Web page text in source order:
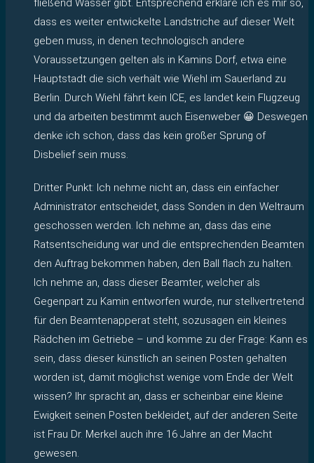
fließend Wasser gibt. Entsprechend erkläre ich es mir so,
dass es weiter entwickelte Landstriche auf dieser Welt
geben muss, in denen technologisch andere
Voraussetzungen gelten als in Kamins Dorf, etwa eine
Hauptstadt die sich verhält wie Wiehl im Sauerland zu
Berlin. Durch Wiehl fährt kein ICE, es landet kein Flugzeug
und da arbeiten bestimmt auch Eisenweber 😀 Deswegen
denke ich schon, dass das kein großer Sprung of
Disbelief sein muss.
Dritter Punkt: Ich nehme nicht an, dass ein einfacher
Administrator entscheidet, dass Sonden in den Weltraum
geschossen werden. Ich nehme an, dass das eine
Ratsentscheidung war und die entsprechenden Beamten
den Auftrag bekommen haben, den Ball flach zu halten.
Ich nehme an, dass dieser Beamter, welcher als
Gegenpart zu Kamin entworfen wurde, nur stellvertretend
für den Beamtenapperat steht, sozusagen ein kleines
Rädchen im Getriebe – und komme zu der Frage: Kann es
sein, dass dieser künstlich an seinen Posten gehalten
worden ist, damit möglichst wenige vom Ende der Welt
wissen? Ihr spracht an, dass er scheinbar eine kleine
Ewigkeit seinen Posten bekleidet, auf der anderen Seite
ist Frau Dr. Merkel auch ihre 16 Jahre an der Macht
gewesen.